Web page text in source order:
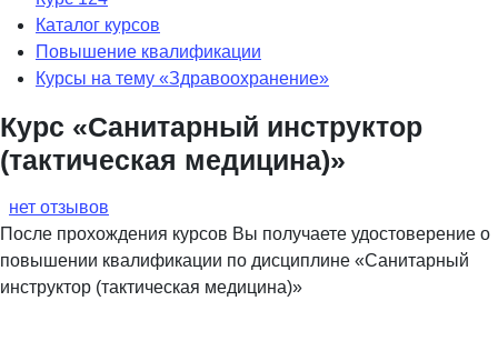
Каталог курсов
Повышение квалификации
Курсы на тему «Здравоохранение»
Курс «Санитарный инструктор
(тактическая медицина)»
нет отзывов
После прохождения курсов Вы получаете удостоверение о
повышении квалификации по дисциплине «Санитарный
инструктор (тактическая медицина)»